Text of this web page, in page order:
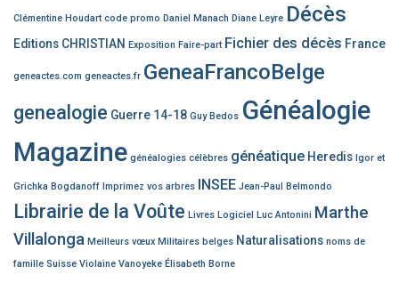
Clémentine Houdart code promo Daniel Manach Diane Leyre Décès
Editions CHRISTIAN Exposition Faire-part Fichier des décès France
geneactes.com geneactes.fr GeneaFrancoBelge
genealogie Guerre 14-18 Guy Bedos Généalogie
Magazine généalogies célèbres généatique Heredis Igor et
Grichka Bogdanoff Imprimez vos arbres INSEE Jean-Paul Belmondo
Librairie de la Voûte Livres Logiciel Luc Antonini Marthe
Villalonga Meilleurs vœux Militaires belges Naturalisations noms de
famille Suisse Violaine Vanoyeke Élisabeth Borne